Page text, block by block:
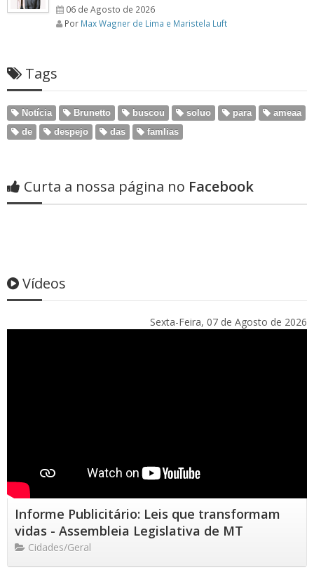
06 de Agosto de 2026
Por Max Wagner de Lima e Maristela Luft
Tags
Notícia Brunetto buscou soluo para
ameaa
de
despejo das famlias
Curta a nossa página no Facebook
Vídeos
Sexta-Feira, 07 de Agosto de 2026
Informe Publicitário: Leis que transformam
vidas - Assembleia Legislativa de MT
Cidades/Geral